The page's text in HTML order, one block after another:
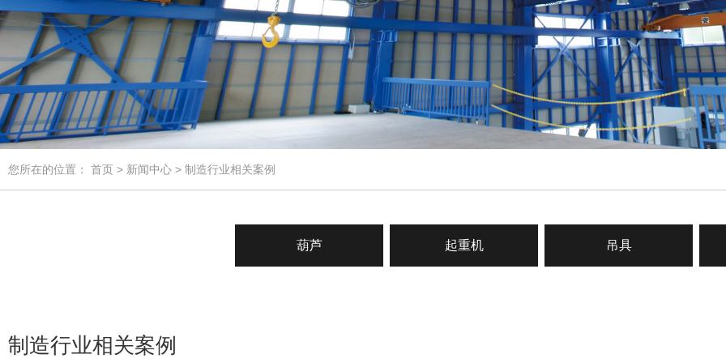
您所在的位置： 首页 > 新闻中心 > 制造行业相关案例
葫芦 起重机 吊具
制造行业相关案例